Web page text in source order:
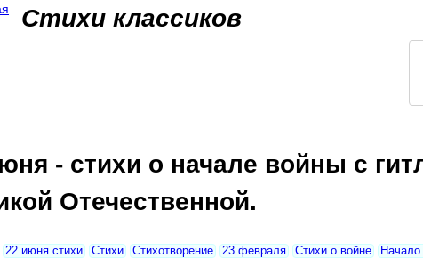
Стихи классиков
- стихи о начале войны с
Отечественной.
22 июня стихи Стихи Стихотворение 23 февраля Стихи о войне